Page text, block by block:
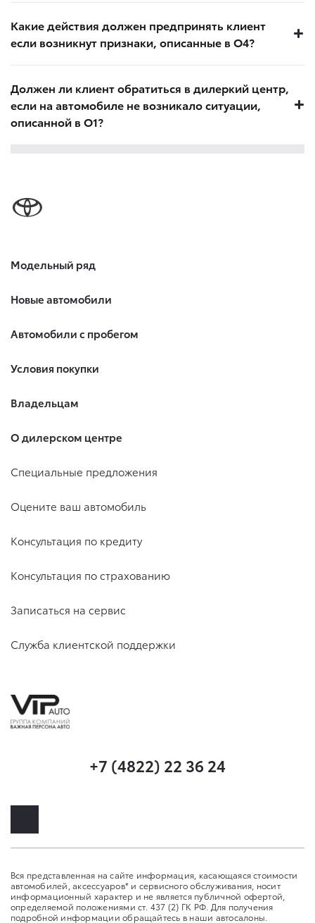
Какие действия должен предпринять клиент
если возникнут признаки, описанные в О4?
Должен ли клиент обратиться в дилеркий центр,
если на автомобиле не возникало ситуации,
описанной в О1?
Модельный ряд
Новые автомобили
Автомобили с пробегом
Условия покупки
Владельцам
О дилерском центре
Специальные предложения
Оцените ваш автомобиль
Консультация по кредиту
Консультация по страхованию
Записаться на сервис
Служба клиентской поддержки
+7 (4822) 22 36 24
Вся представленная на сайте информация, касающаяся стоимости
автомобилей, аксессуаров* и сервисного обслуживания, носит
информационный характер и не является публичной офертой,
определяемой положениями ст. 437 (2) ГК РФ. Для получения
подробной информации обращайтесь в наши автосалоны.